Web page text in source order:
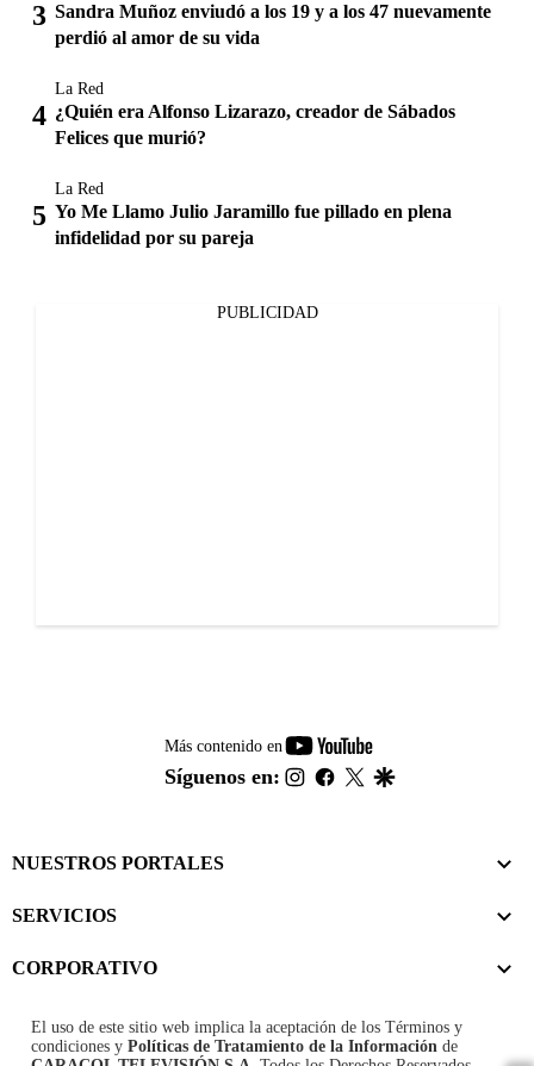
Sandra Muñoz enviudó a los 19 y a los 47 nuevamente
perdió al amor de su vida
La Red
¿Quién era Alfonso Lizarazo, creador de Sábados
Felices que murió?
La Red
Yo Me Llamo Julio Jaramillo fue pillado en plena
infidelidad por su pareja
PUBLICIDAD
Más contenido en
youtube-
footer
Síguenos en: instagram
facebook
twitter
NUESTROS PORTALES
SERVICIOS
CORPORATIVO
El uso de este sitio web implica la aceptación de los Términos y
condiciones y Políticas de Tratamiento de la Información de